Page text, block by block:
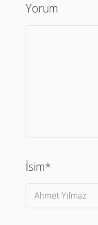
Yorum
İsim*